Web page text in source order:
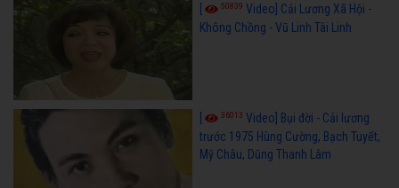
50839 Video] Cải Lương Xã Hội -
Không Chồng - Vũ Linh Tài Linh
36013 Video] Bụi đời - Cải lương
trước 1975 Hùng Cường, Bạch Tuyết,
Mỹ Châu, Dũng Thanh Lâm